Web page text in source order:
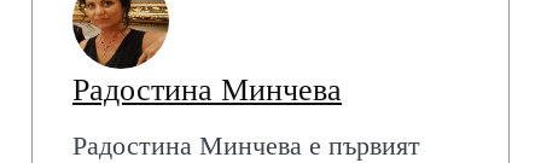
Радостина Минчева
Радостина Минчева е първият